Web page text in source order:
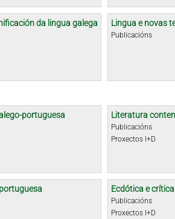
da lingua galega Lingua e novas
Publicacións
portuguesa Literatura
Publicacións
Proxectos I+D
Ecdótica e
Publicacións
Proxectos I+D